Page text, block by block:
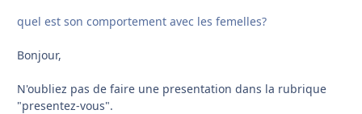
quel est son comportement avec les femelles?
Bonjour,
N'oubliez pas de faire une presentation dans la rubrique
"presentez-vous".